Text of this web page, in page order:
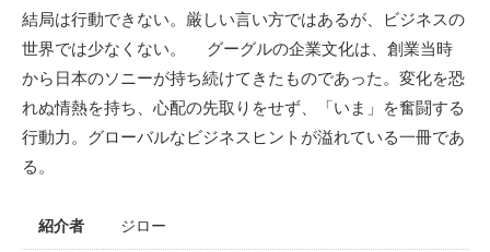
結局は行動できない。厳しい言い方ではあるが、ビジネスの
世界では少なくない。 グーグルの企業文化は、創業当時
から日本のソニーが持ち続けてきたものであった。変化を恐
れぬ情熱を持ち、心配の先取りをせず、「いま」を奮闘する
行動力。グローバルなビジネスヒントが溢れている一冊であ
る。
紹介者 ジロー